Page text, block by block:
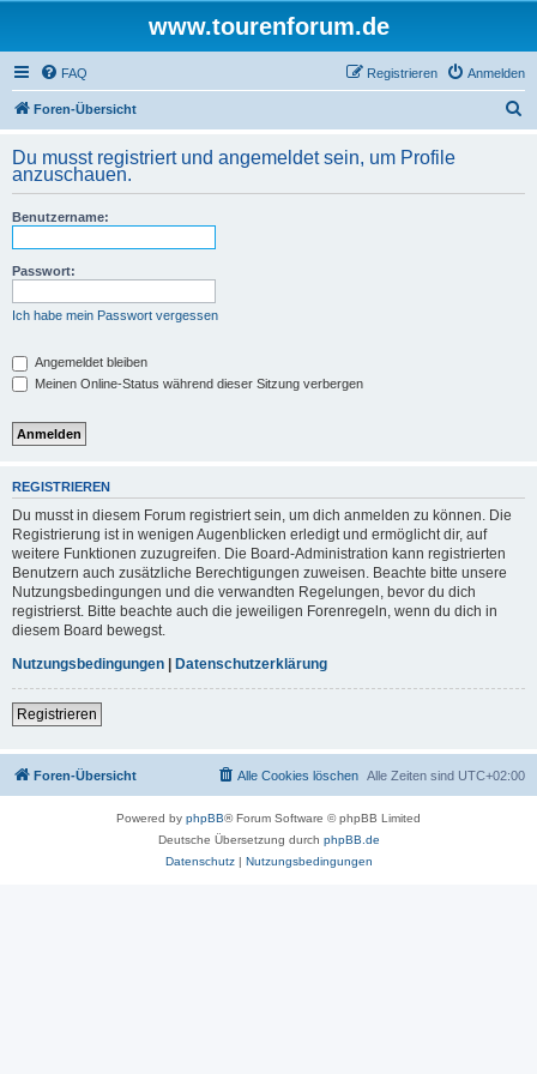
www.tourenforum.de
FAQ Anmelden
Registrieren
Foren-Übersicht
h
Du musst registriert und angemeldet sein, um Profile
anzuschauen.
Benutzername:
Passwort:
Ich habe mein Passwort vergessen
Angemeldet bleiben
Meinen Online-Status während dieser Sitzung verbergen
REGISTRIEREN
Du musst in diesem Forum registriert sein, um dich anmelden zu können. Die
Registrierung ist in wenigen Augenblicken erledigt und ermöglicht dir, auf
weitere Funktionen zuzugreifen. Die Board-Administration kann registrierten
Benutzern auch zusätzliche Berechtigungen zuweisen. Beachte bitte unsere
Nutzungsbedingungen und die verwandten Regelungen, bevor du dich
registrierst. Bitte beachte auch die jeweiligen Forenregeln, wenn du dich in
diesem Board bewegst.
Nutzungsbedingungen | Datenschutzerklärung
Registrieren
Foren-Übersicht Alle Zeiten sind UTC+02:00
Alle Cookies löschen
Powered by phpBB® Forum Software © phpBB Limited
Deutsche Übersetzung durch phpBB.de
Datenschutz| Nutzungsbedingungen